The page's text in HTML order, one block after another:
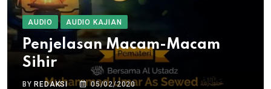
AUDIO AUDIO KAJIAN
Penjelasan Macam-Macam
Sihir
BYREDAKSI 05/02/2020